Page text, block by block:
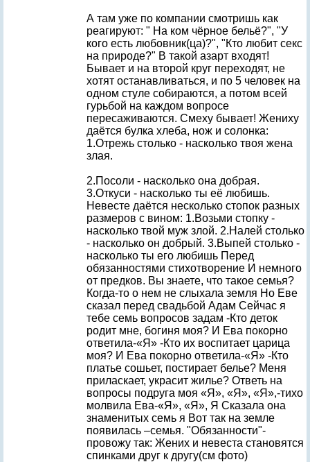
А там уже по компании смотришь как
реагируют: " На ком чёрное бельё?", "У
кого есть любовник(ца)?", "Кто любит секс
на природе?" В такой азарт входят!
Бывает и на второй круг переходят, не
хотят останавливаться, и по 5 человек на
одном стуле собираются, а потом всей
гурьбой на каждом вопросе
пересаживаются. Смеху бывает! Жениху
даётся булка хлеба, нож и солонка:
1.Отрежь столько - насколько твоя жена
злая.
2.Посоли - насколько она добрая.
3.Откуси - насколько ты её любишь.
Невесте даётся несколько стопок разных
размеров с вином: 1.Возьми стопку -
насколько твой муж злой. 2.Налей столько
- насколько он добрый. 3.Выпей столько -
насколько ты его любишь Перед
обязанностями стихотворение И немного
от предков. Вы знаете, что такое семья?
Когда-то о нем не слыхала земля Но Еве
сказал перед свадьбой Адам Сейчас я
тебе семь вопросов задам -Кто деток
родит мне, богиня моя? И Ева покорно
ответила-«Я» -Кто их воспитает царица
моя? И Ева покорно ответила-«Я» -Кто
платье сошьет, постирает белье? Меня
приласкает, украсит жилье? Ответь на
вопросы подруга моя «Я», «Я», «Я»,-тихо
молвила Ева-«Я», «Я», Я Сказала она
знаменитых семь я Вот так на земле
появилась –семья. "Обязанности"-
провожу так: Жених и невеста становятся
спинками друг к другу(см фото)